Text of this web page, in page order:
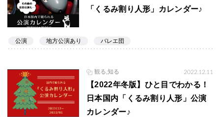
「くるみ割り人形」カレンダー♪
公演 地方公演あり バレエ団
観る,知る 2022.12.11
【2022年冬版】ひと目でわかる！
日本国内「くるみ割り人形」公演
カレンダー♪